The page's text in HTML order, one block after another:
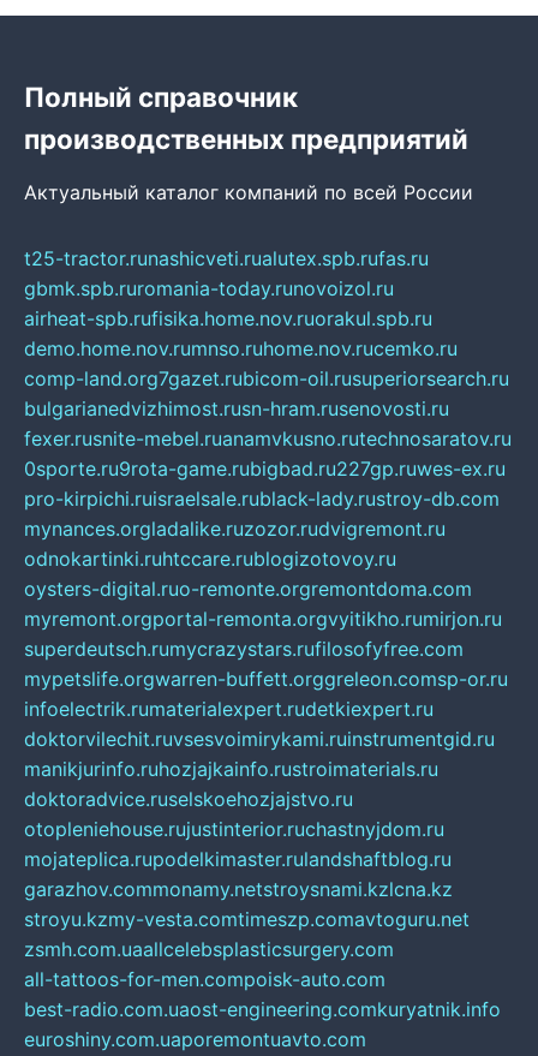
Полный справочник
производственных предприятий
Актуальный каталог компаний по всей России
t25-tractor.runashicveti.rualutex.spb.rufas.ru
gbmk.spb.ruromania-today.runovoizol.ru
airheat-spb.rufisika.home.nov.ruorakul.spb.ru
demo.home.nov.rumnso.ruhome.nov.rucemko.ru
comp-land.org7gazet.rubicom-oil.rusuperiorsearch.ru
bulgarianedvizhimost.rusn-hram.rusenovosti.ru
fexer.rusnite-mebel.ruanamvkusno.rutechnosaratov.ru
0sporte.ru9rota-game.rubigbad.ru227gp.ruwes-ex.ru
pro-kirpichi.ruisraelsale.rublack-lady.rustroy-db.com
mynances.orgladalike.ruzozor.rudvigremont.ru
odnokartinki.ruhtccare.rublogizotovoy.ru
oysters-digital.ruo-remonte.orgremontdoma.com
myremont.orgportal-remonta.orgvyitikho.rumirjon.ru
superdeutsch.rumycrazystars.rufilosofyfree.com
mypetslife.orgwarren-buffett.orggreleon.comsp-or.ru
infoelectrik.rumaterialexpert.rudetkiexpert.ru
doktorvilechit.ruvsesvoimirykami.ruinstrumentgid.ru
manikjurinfo.ruhozjajkainfo.rustroimaterials.ru
doktoradvice.ruselskoehozjajstvo.ru
otopleniehouse.rujustinterior.ruchastnyjdom.ru
mojateplica.rupodelkimaster.rulandshaftblog.ru
garazhov.commonamy.netstroysnami.kzlcna.kz
stroyu.kzmy-vesta.comtimeszp.comavtoguru.net
zsmh.com.uaallcelebsplasticsurgery.com
all-tattoos-for-men.compoisk-auto.com
best-radio.com.uaost-engineering.comkuryatnik.info
euroshiny.com.uaporemontuavto.com